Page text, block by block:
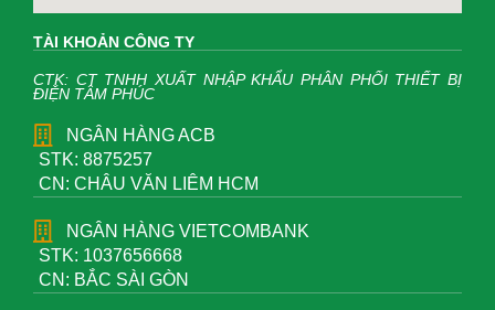
TÀI KHOẢN CÔNG TY
CTK: CT TNHH XUẤT NHẬP KHẨU PHÂN PHỐI THIẾT BỊ
ĐIỆN TÂM PHÚC
NGÂN HÀNG ACB
STK: 8875257
CN: CHÂU VĂN LIÊM HCM
NGÂN HÀNG VIETCOMBANK
STK: 1037656668
CN: BẮC SÀI GÒN